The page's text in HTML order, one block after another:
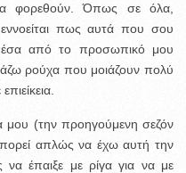
φορεθούν. Όπως σε όλα,
εννοείται πως αυτά που σου
μέσα από το προσωπικό μου
ρούχα που μοιάζουν πολύ
μου (την προηγούμενη σεζόν
απλώς να έχω αυτή την
έπαιξε με ρίγα για να με